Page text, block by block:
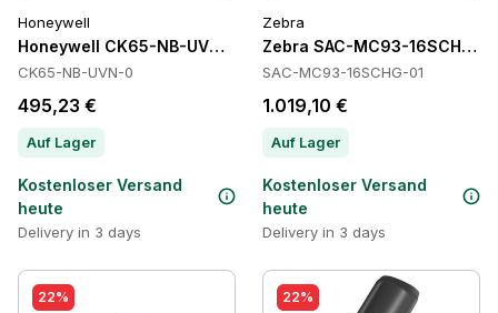
Honeywell
Honeywell CK65-NB-UVN-0 Cradles
CK65-NB-UVN-0
495,23 €
Auf Lager
Kostenloser Versand
heute
Delivery in 3 days
Zebra
Zebra SAC-MC93-16SCHG-
SAC-MC93-16SCHG-01
1.019,10 €
Auf Lager
Kostenloser Versand
heute
Delivery in 3 days
22% 22%